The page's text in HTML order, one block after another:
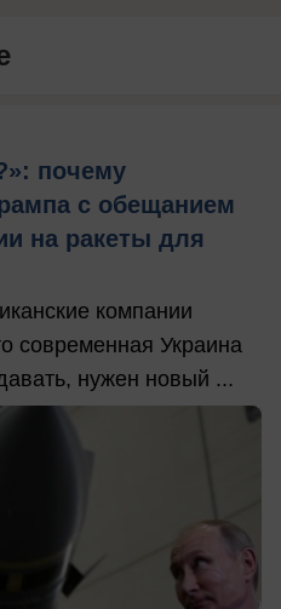
почему
с обещанием
на ракеты для
компании
современная Украина
нужен новый ...